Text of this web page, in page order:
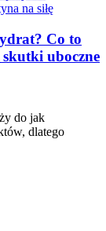
Co to
uboczne
do jak
dlatego